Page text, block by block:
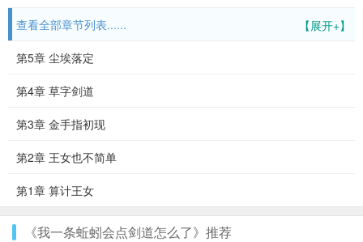
【展开+】
查看全部章节列表......
第5章 尘埃落定
第4章 草字剑道
第3章 金手指初现
第2章 王女也不简单
第1章 算计王女
《我一条蚯蚓会点剑道怎么了》推荐